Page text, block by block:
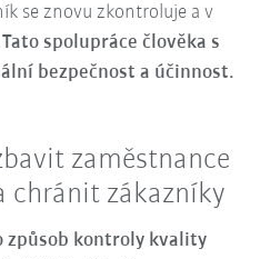
se znovu zkontroluje a v
Tato spolupráce člověka s
bezpečnost a účinnost.
zaměstnance
chránit zákazníky
způsob kontroly kvality